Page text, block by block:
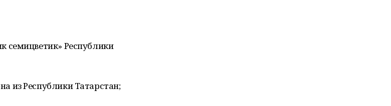
семицветик» Республики
из Республики Татарстан;